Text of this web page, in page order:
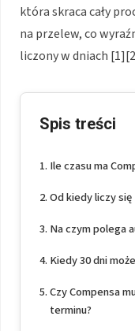
która skraca cały
na przelew, co
liczony w dniach
Spis treści
Ile czasu ma
Od kiedy liczy
Na czym polega
Kiedy 30 dni
Czy Compensa
terminu?